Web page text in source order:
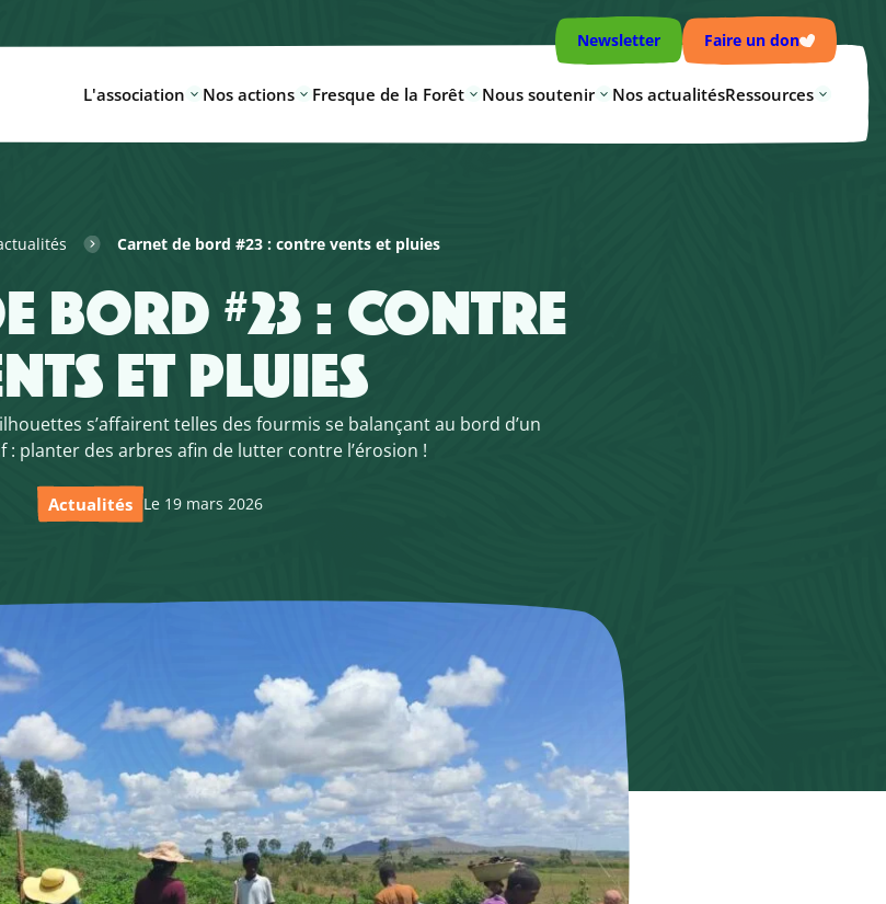
L'association Nos actions Fresque de la Forêt Nous soutenir Nos actualitésRessources
Newsletter Faire un don
Carnet de bord #23 : contre vents et pluies
BORD #23 : CONTRE
ET PLUIES
s’affairent telles des fourmis se balançant au bord d’un
: planter des arbres afin de lutter contre l’érosion !
Actualités Le 19 mars 2026